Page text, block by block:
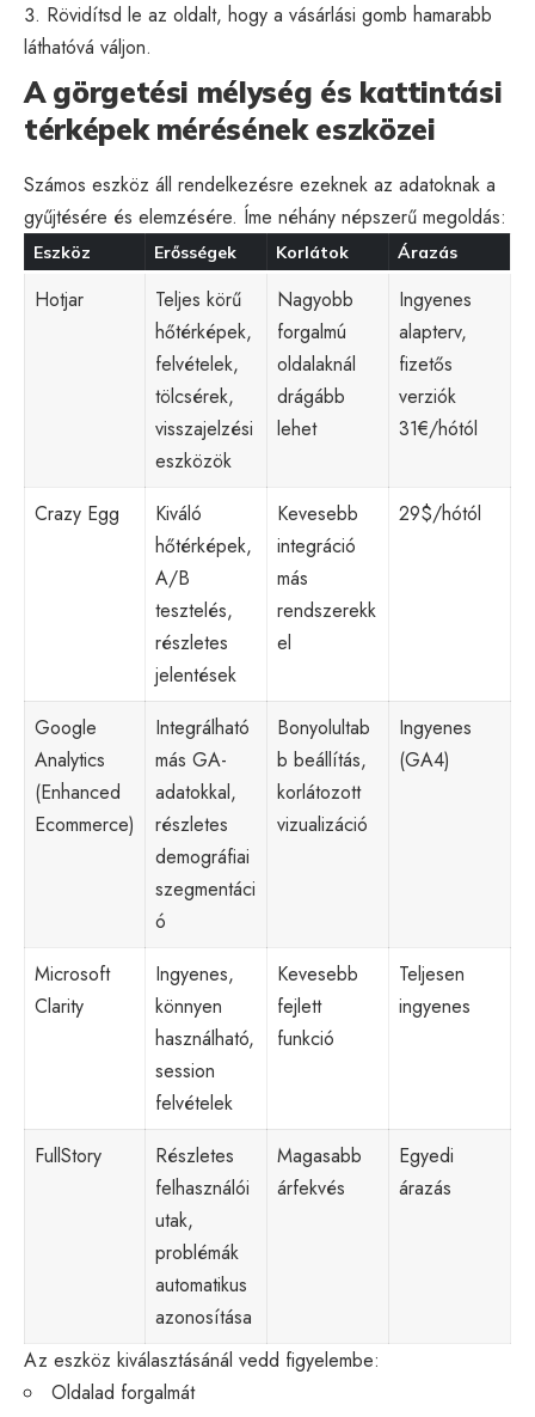
Rövidítsd le az oldalt, hogy a vásárlási gomb hamarabb
láthatóvá váljon.
A görgetési mélység és kattintási
térképek mérésének eszközei
Számos eszköz áll rendelkezésre ezeknek az adatoknak a
gyűjtésére és elemzésére. Íme néhány népszerű megoldás:
Eszköz Erősségek Korlátok Árazás
Hotjar
Teljes körű
hőtérképek,
felvételek,
tölcsérek,
visszajelzési
eszközök
Nagyobb
forgalmú
oldalaknál
drágább
lehet
Ingyenes
alapterv,
fizetős
verziók
31€/hótól
Crazy Egg
Kiváló
hőtérképek,
A/B
tesztelés,
részletes
jelentések
Kevesebb
integráció
más
rendszerekk
el
29$/hótól
Google
Analytics
(Enhanced
Ecommerce)
Integrálható
más GA-
adatokkal,
részletes
demográfiai
szegmentáci
ó
Bonyolultab
b beállítás,
korlátozott
vizualizáció
Ingyenes
(GA4)
Microsoft
Clarity
Ingyenes,
könnyen
használható,
session
felvételek
Kevesebb
fejlett
funkció
Teljesen
ingyenes
FullStory
Részletes
felhasználói
utak,
problémák
automatikus
azonosítása
Magasabb
árfekvés
Egyedi
árazás
Az eszköz kiválasztásánál vedd figyelembe:
Oldalad forgalmát